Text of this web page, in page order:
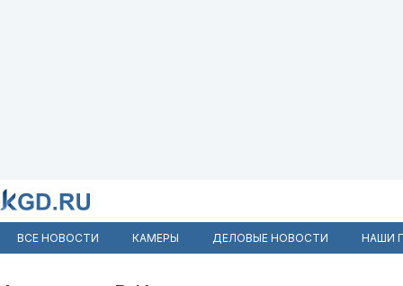
ВСЕ НОВОСТИ КАМЕРЫ ДЕЛОВЫЕ НОВОСТИ НАШИ